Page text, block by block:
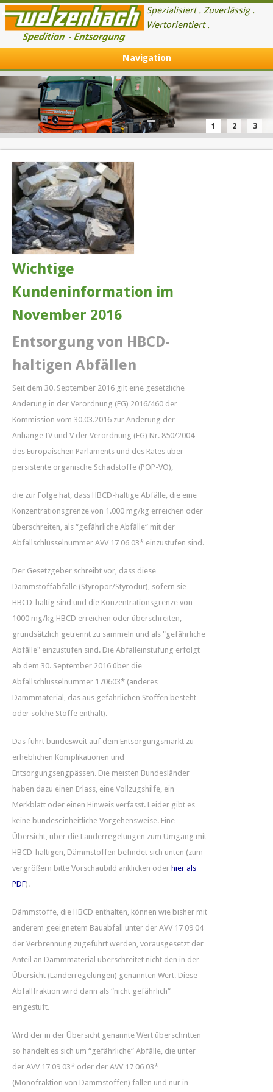
Spezialisiert . Zuverlässig .
Wertorientiert .
Navigation
1 2 3
Wichtige
Kundeninformation im
November 2016
Entsorgung von HBCD-
haltigen Abfällen
Seit dem 30. September 2016 gilt eine gesetzliche
Änderung in der Verordnung (EG) 2016/460 der
Kommission vom 30.03.2016 zur Änderung der
Anhänge IV und V der Verordnung (EG) Nr. 850/2004
des Europäischen Parlaments und des Rates über
persistente organische Schadstoffe (POP-VO),
die zur Folge hat, dass HBCD-haltige Abfälle, die eine
Konzentrationsgrenze von 1.000 mg/kg erreichen oder
überschreiten, als “gefährliche Abfälle“ mit der
Abfallschlüsselnummer AVV 17 06 03* einzustufen sind.
Der Gesetzgeber schreibt vor, dass diese
Dämmstoffabfälle (Styropor/Styrodur), sofern sie
HBCD-haltig sind und die Konzentrationsgrenze von
1000 mg/kg HBCD erreichen oder überschreiten,
grundsätzlich getrennt zu sammeln und als "gefährliche
Abfälle" einzustufen sind. Die Abfalleinstufung erfolgt
ab dem 30. September 2016 über die
Abfallschlüsselnummer 170603* (anderes
Dämmmaterial, das aus gefährlichen Stoffen besteht
oder solche Stoffe enthält).
Das führt bundesweit auf dem Entsorgungsmarkt zu
erheblichen Komplikationen und
Entsorgungsengpässen. Die meisten Bundesländer
haben dazu einen Erlass, eine Vollzugshilfe, ein
Merkblatt oder einen Hinweis verfasst. Leider gibt es
keine bundeseinheitliche Vorgehensweise. Eine
Übersicht, über die Länderregelungen zum Umgang mit
HBCD-haltigen‚ Dämmstoffen befindet sich unten (zum
vergrößern bitte Vorschaubild anklicken oder hier als
PDF).
Dämmstoffe, die HBCD enthalten, können wie bisher mit
anderem geeignetem Bauabfall unter der AVV 17 09 04
der Verbrennung zugeführt werden, vorausgesetzt der
Anteil an Dämmmaterial überschreitet nicht den in der
Übersicht (Länderregelungen) genannten Wert. Diese
Abfallfraktion wird dann als “nicht gefährlich“
eingestuft.
Wird der in der Übersicht genannte Wert überschritten
so handelt es sich um “gefährliche“ Abfälle, die unter
der AVV 17 09 03* oder der AVV 17 06 03*
(Monofraktion von Dämmstoffen) fallen und nur in